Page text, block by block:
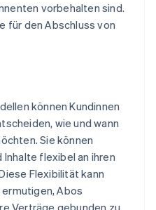
vorbehalten sind.
für den Abschluss von
können Kundinnen
wie und wann
Sie können
flexibel an ihren
Flexibilität kann
ermutigen, Abos